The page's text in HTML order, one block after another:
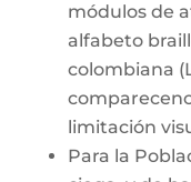
módulos de
alfabeto
colombiana
limitación
Para la